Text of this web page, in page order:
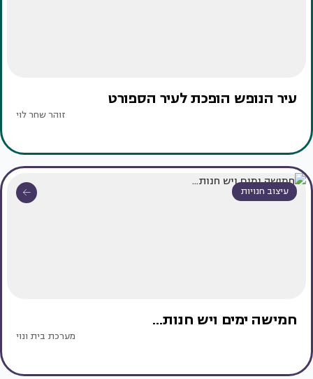
עיר הנופש הופכת לעיר הספורט
זוהר שחר לוי
עיצוב חנויות
חמישה ימים ויש חנות...
מערכת בית ונוי